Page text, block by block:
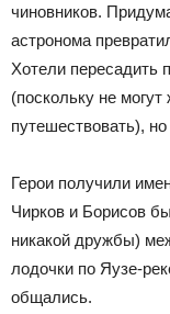
чиновников.
астронома
Хотели пересадить
(поскольку не
путешествовать),
Герои получили
Чирков и Борисов
никакой дружбы)
лодочки по Яузе-
общались.